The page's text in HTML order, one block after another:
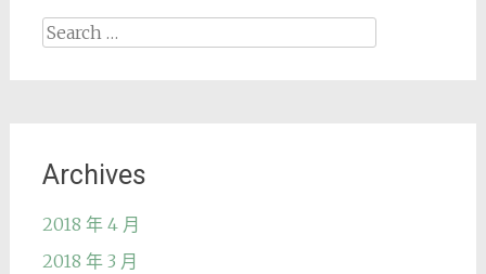
Search
Archives
2018 年 4 月
2018 年 3 月